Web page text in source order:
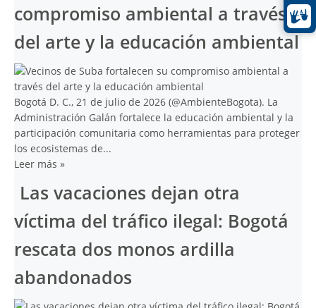
compromiso ambiental a través
del arte y la educación ambiental
Bogotá D. C., 21 de julio de 2026 (@AmbienteBogota). La
Administración Galán fortalece la educación ambiental y la
participación comunitaria como herramientas para proteger
los ecosistemas de...
Leer más »
Las vacaciones dejan otra
víctima del tráfico ilegal: Bogotá
rescata dos monos ardilla
abandonados